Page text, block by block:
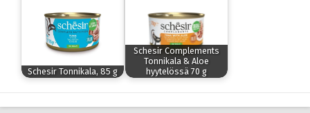
Schesir Tonnikala, 85 g
Schesir Complements
Tonnikala & Aloe
hyytelössä 70 g